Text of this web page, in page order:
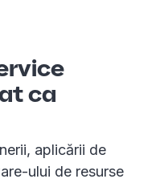
ca
aplicării de
ului de resurse